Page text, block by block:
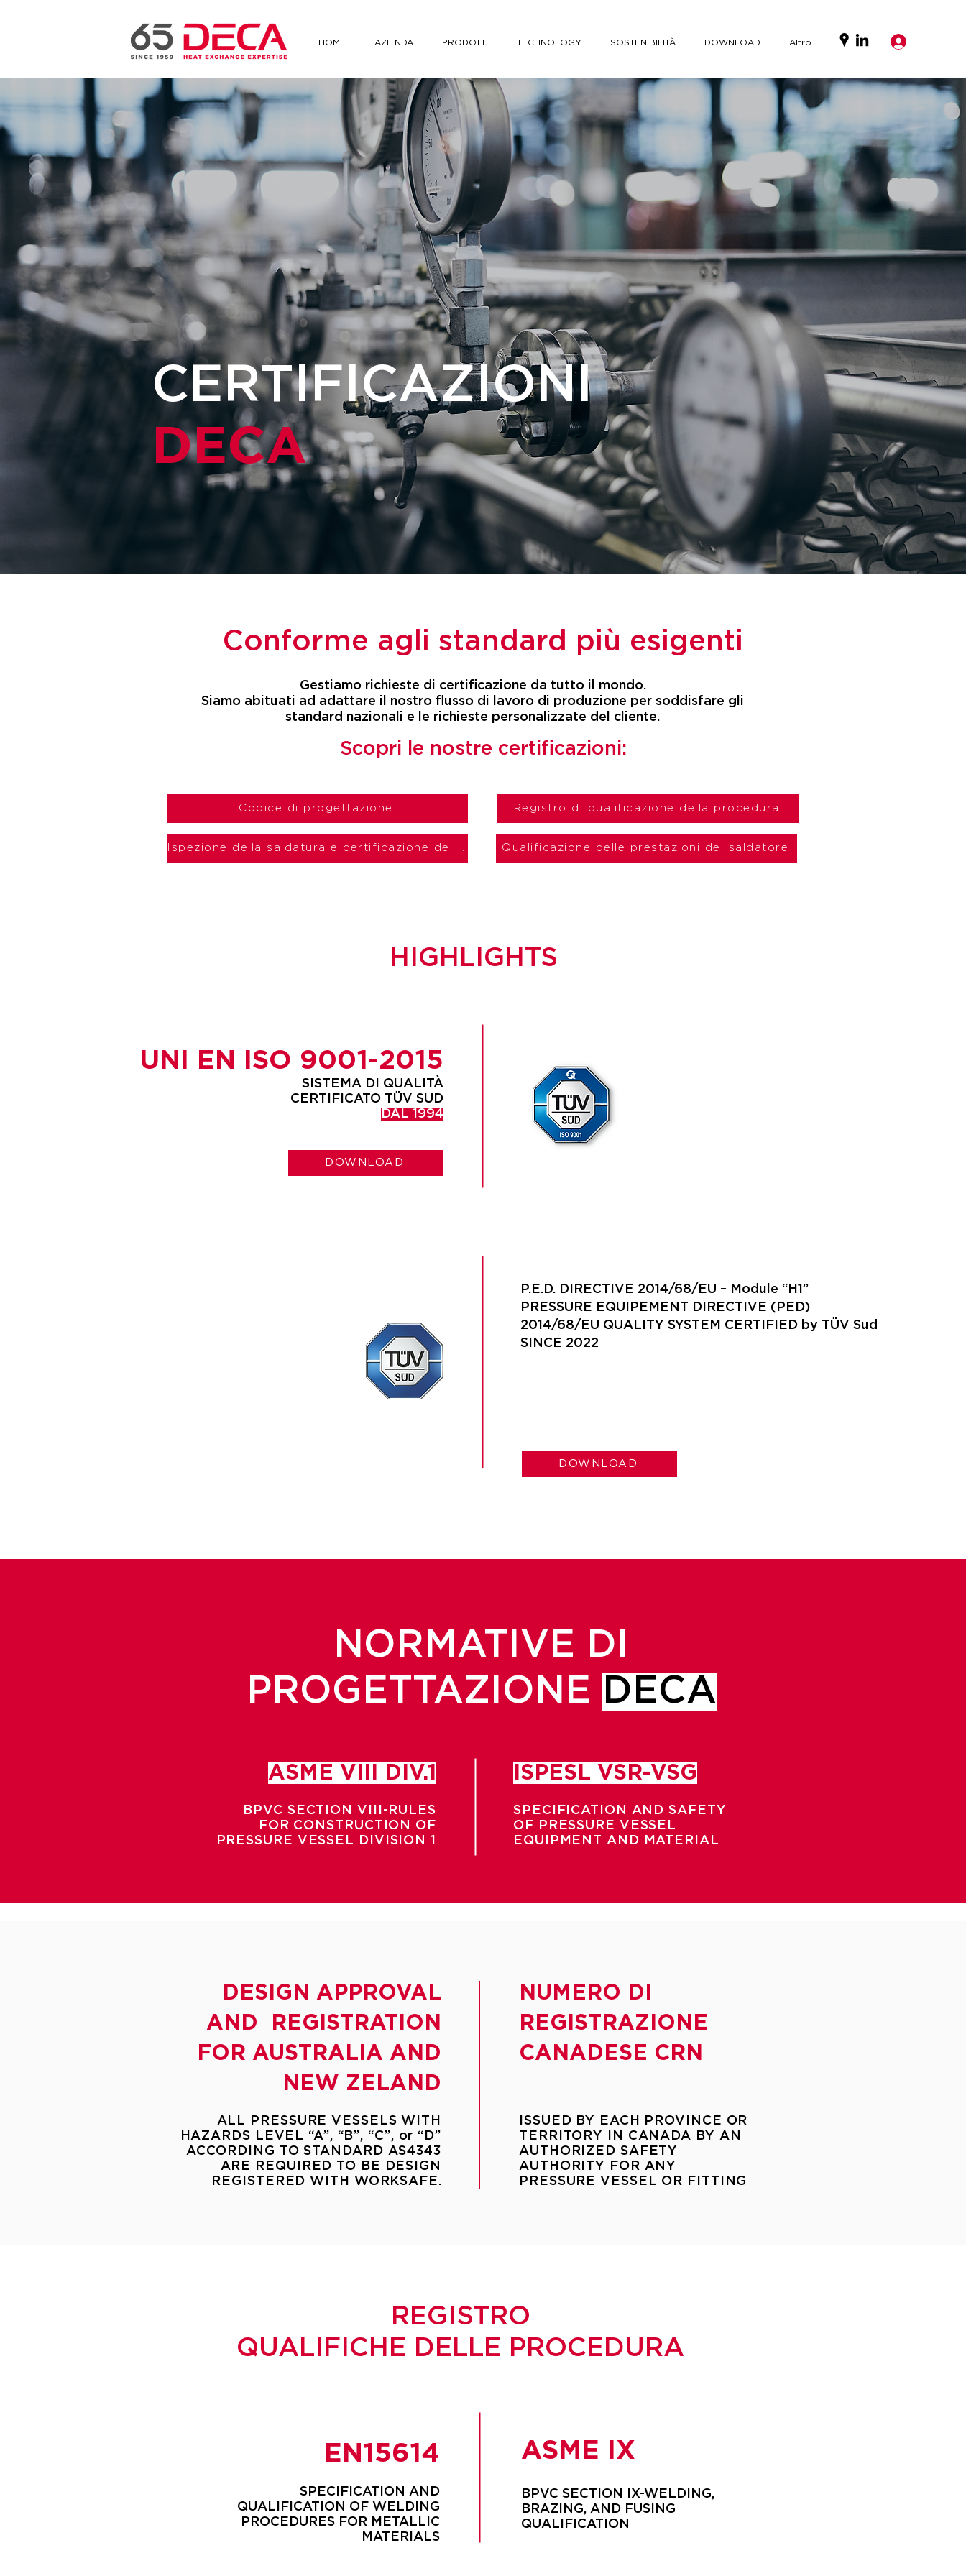
HOME AZIENDA PRODOTTI TECHNOLOGY SOSTENIBILITÀ DOWNLOAD Altro
CERTIFICAZIONI
DECA
Conforme agli standard più esigenti
Gestiamo richieste di certificazione da tutto il mondo.
Siamo abituati ad adattare il nostro flusso di lavoro di produzione per soddisfare gli
standard nazionali e le richieste personalizzate del cliente.
Scopri le nostre certificazioni:
Codice di progettazione
Ispezione della saldatura e certificazione del personale
Registro di qualificazione della procedura
Qualificazione delle prestazioni del saldatore
HIGHLIGHTS
UNI EN ISO 9001-2015
SISTEMA DI QUALITÀ
CERTIFICATO TÜV SUD
DAL 1994
DOWNLOAD
P.E.D. DIRECTIVE 2014/68/EU – Module “H1”
PRESSURE EQUIPEMENT DIRECTIVE (PED)
2014/68/EU QUALITY SYSTEM CERTIFIED by TÜV Sud
SINCE 2022
DOWNLOAD
NORMATIVE DI
PROGETTAZIONE DECA
ASME VIII DIV.1
BPVC SECTION VIII-RULES
FOR CONSTRUCTION OF
PRESSURE VESSEL DIVISION 1
ISPESL VSR-VSG
SPECIFICATION AND SAFETY
OF PRESSURE VESSEL
EQUIPMENT AND MATERIAL
NUMERO DI
REGISTRAZIONE
CANADESE CRN​
ISSUED BY EACH PROVINCE OR
TERRITORY IN CANADA BY AN
AUTHORIZED SAFETY
AUTHORITY FOR ANY
PRESSURE VESSEL OR FITTING
DESIGN APPROVAL
AND REGISTRATION
FOR AUSTRALIA AND
NEW ZELAND​
ALL PRESSURE VESSELS WITH
HAZARDS LEVEL “A”, “B”, “C”, or “D”
ACCORDING TO STANDARD AS4343
ARE REQUIRED TO BE DESIGN
REGISTERED WITH WORKSAFE.
REGISTRO
QUALIFICHE DELLE PROCEDURA
EN15614
SPECIFICATION AND
QUALIFICATION OF WELDING
PROCEDURES FOR METALLIC
MATERIALS
ASME IX
BPVC SECTION IX-WELDING,
BRAZING, AND FUSING
QUALIFICATION